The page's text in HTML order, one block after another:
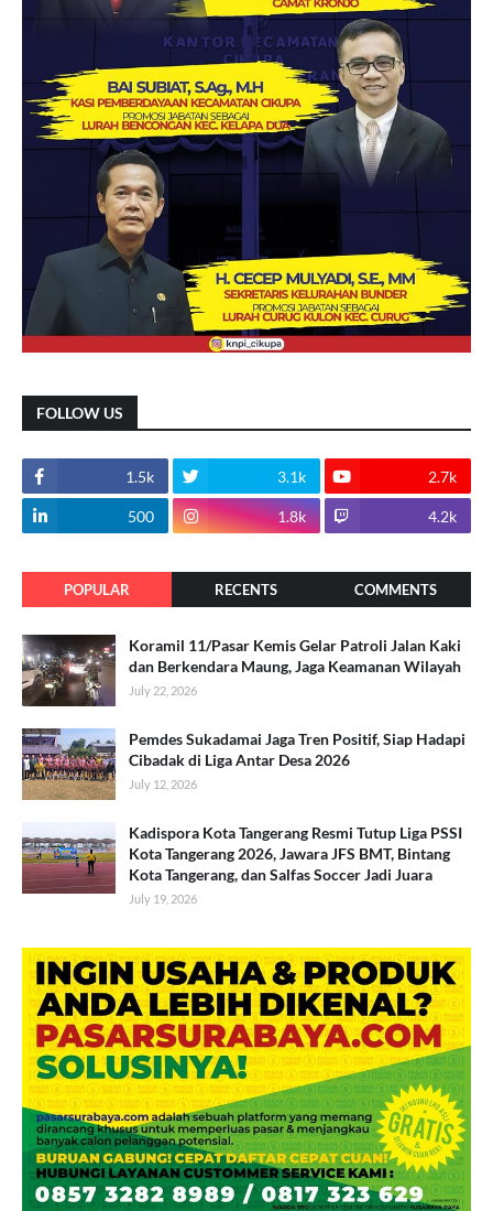
FOLLOW US
1.5k 3.1k 2.7k
500 1.8k 4.2k
POPULAR RECENTS COMMENTS
Koramil 11/Pasar Kemis Gelar Patroli Jalan Kaki
dan Berkendara Maung, Jaga Keamanan Wilayah
July 22, 2026
Pemdes Sukadamai Jaga Tren Positif, Siap Hadapi
Cibadak di Liga Antar Desa 2026
July 12, 2026
Kadispora Kota Tangerang Resmi Tutup Liga PSSI
Kota Tangerang 2026, Jawara JFS BMT, Bintang
Kota Tangerang, dan Salfas Soccer Jadi Juara
July 19, 2026